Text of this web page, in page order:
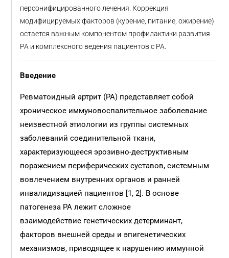
персонифицированного лечения. Коррекция
модифицируемых факторов (курение, питание, ожирение)
остается важным компонентом профилактики развития
РА и комплексного ведения пациентов с РА.
Введение
Ревматоидный артрит (РА) представляет собой
хроническое иммуновоспалительное заболевание
неизвестной этиологии из группы системных
заболеваний соединительной ткани,
характеризующееся эрозивно-деструктивным
поражением периферических суставов, системным
вовлечением внутренних органов и ранней
инвалидизацией пациентов [1, 2]. В основе
патогенеза РА лежит сложное
взаимодействие генетических детерминант,
факторов внешней среды и эпигенетических
механизмов, приводящее к нарушению иммунной